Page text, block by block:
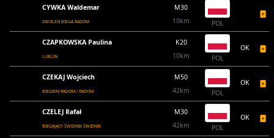
CYWKA Waldemar
ZWOLEŃ BIEGA RADOM
M30
10km
POL
CZAPKOWSKA Paulina
LUBLIN
K20
10km
POL
OK
CZEKAJ Wojciech
BIEGIEM RADOM ! RADOM
M50
42km
POL
OK
CZELEJ Rafał
BIEGAJĄCY ŚWIDNIK ŚWIDNIK
M30
42km
POL
OK